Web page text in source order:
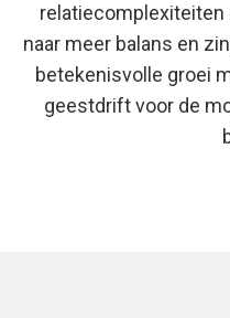
relatiecomplexiteiten
naar meer balans en
betekenisvolle groei
geestdrift voor de